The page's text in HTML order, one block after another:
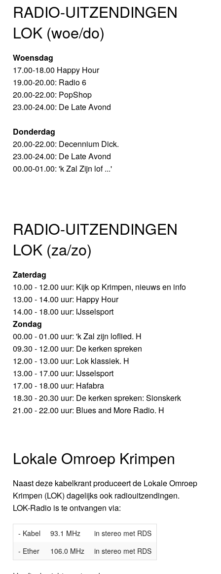
RADIO-UITZENDINGEN
LOK (woe/do)
Woensdag
17.00-18.00 Happy Hour
19.00-20.00: Radio 6
20.00-22.00: PopShop
23.00-24.00: De Late Avond
Donderdag
20.00-22.00: Decennium Dick.
23.00-24.00: De Late Avond
00.00-01.00: 'k Zal Zijn lof ...'
RADIO-UITZENDINGEN
LOK (za/zo)
Zaterdag
10.00 - 12.00 uur: Kijk op Krimpen, nieuws en info
13.00 - 14.00 uur: Happy Hour
14.00 - 18.00 uur: IJsselsport
Zondag
00.00 - 01.00 uur: 'k Zal zijn loflied. H
09.30 - 12.00 uur: De kerken spreken
12.00 - 13.00 uur: Lok klassiek. H
13.00 - 17.00 uur: IJsselsport
17.00 - 18.00 uur: Hafabra
18.30 - 20.30 uur: De kerken spreken: Sionskerk
21.00 - 22.00 uur: Blues and More Radio. H
Lokale Omroep Krimpen
Naast deze kabelkrant produceert de Lokale Omroep
Krimpen (LOK) dagelijks ook radiouitzendingen.
LOK-Radio is te ontvangen via:
- Kabel 93.1 MHz
in stereo met RDS
- Ether
106.0 MHz in stereo met RDS